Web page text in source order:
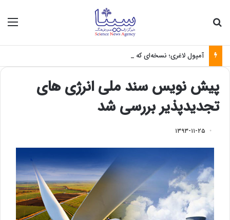
آمپول لاغری؛ نسخه‌ای که بدون تغذیه خطرناک می‌شود
پیش نویس سند ملی انرژی های
تجدیدپذیر بررسی شد
۱۳۹۳-۱۱-۲۵